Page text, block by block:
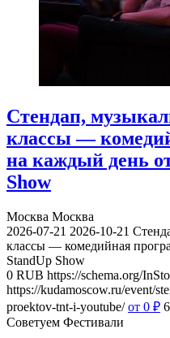
Стендап,
классы —
на каждый день
Show
Москва Москва
2026-07-21 2026-10-21
классы — комедийная
StandUp Show
0 RUB https://schema.org/
https://kudamoscow.ru/event/
proektov-tnt-i-youtube/ от 0 ₽
Советуем Фестивали